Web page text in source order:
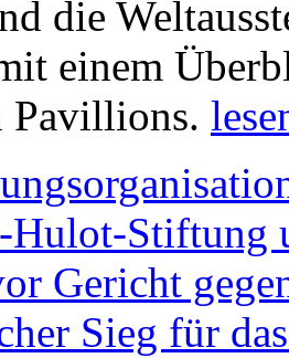
die
einem
Pavillions.
Stiftung
Gericht
Sieg für